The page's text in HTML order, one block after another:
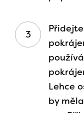
Lehce
by